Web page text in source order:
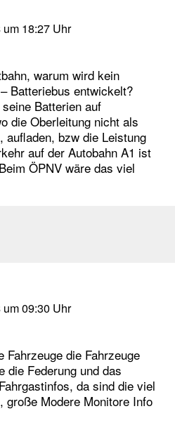
18:27 Uhr
warum wird kein
Batteriebus entwickelt?
Batterien auf
die Oberleitung nicht als
aufladen, bzw die Leistung
auf der Autobahn A1 ist
ÖPNV wäre das viel
09:30 Uhr
Fahrzeuge die Fahrzeuge
die Federung und das
da sind die viel
große Modere Monitore Info